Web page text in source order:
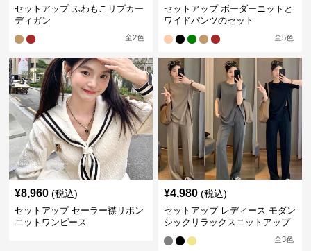
セットアップ ふわもこリブカー
ディガン
全2色
セットアップ ボーダーニットと
ワイドパンツのセット
全5色
¥8,960 (税込)
セットアップ セーラー襟リボン
ニットワンピース
¥4,980 (税込)
セットアップ レディース モダン
シックリラックスニットアップ
全3色